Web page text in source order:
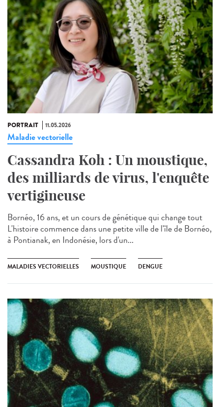
PORTRAIT 11.05.2026
Maladie vectorielle
Cassandra Koh : Un moustique,
des milliards de virus, l'enquête
vertigineuse
Bornéo, 16 ans, et un cours de génétique qui change tout
L'histoire commence dans une petite ville de l'île de Bornéo,
à Pontianak, en Indonésie, lors d'un...
MALADIES VECTORIELLES MOUSTIQUE DENGUE